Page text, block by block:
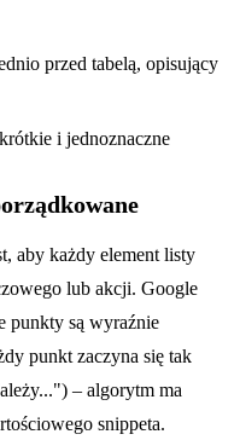
przed tabelą, opisujący
i jednoznaczne
aby każdy element listy
lub akcji. Google
punkty są wyraźnie
punkt zaczyna się tak
– algorytm ma
snippeta.